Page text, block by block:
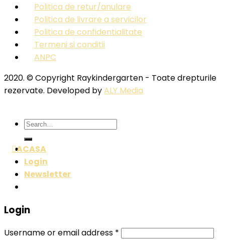
Politica de retur/anulare
Politica de livrare a servicilor
Politica de confidentialitate
Termeni si conditii
ANPC
2020. © Copyright Raykindergarten - Toate drepturile
rezervate. Developed byALY Media
Search
for:
ACASA
Login
Newsletter
Login
Username or email address *